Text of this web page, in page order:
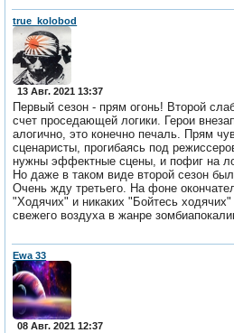
true_kolobod
13 Авг. 2021 13:37
Первый сезон - прям огонь! Второй
счет проседающей логики. Герои
алогично, это конечно печаль. Прям
сценаристы, прогибаясь под
нужны эффектные сцены, и пофиг на
Но даже в таком виде второй сезон
Очень жду третьего. На фоне
"Ходячих" и никаких "Бойтесь
свежего воздуха в жанре
Ewa 33
08 Авг. 2021 12:37